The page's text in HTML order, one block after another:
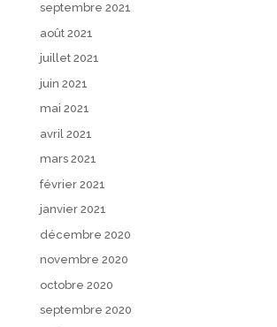
septembre 2021
août 2021
juillet 2021
juin 2021
mai 2021
avril 2021
mars 2021
février 2021
janvier 2021
décembre 2020
novembre 2020
octobre 2020
septembre 2020